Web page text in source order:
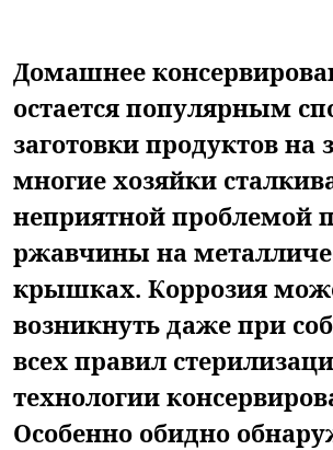
Домашнее
остается популярным
заготовки продуктов на
многие хозяйки
неприятной проблемой
ржавчины на
крышках. Коррозия
возникнуть даже при
всех правил
технологии
Особенно обидно